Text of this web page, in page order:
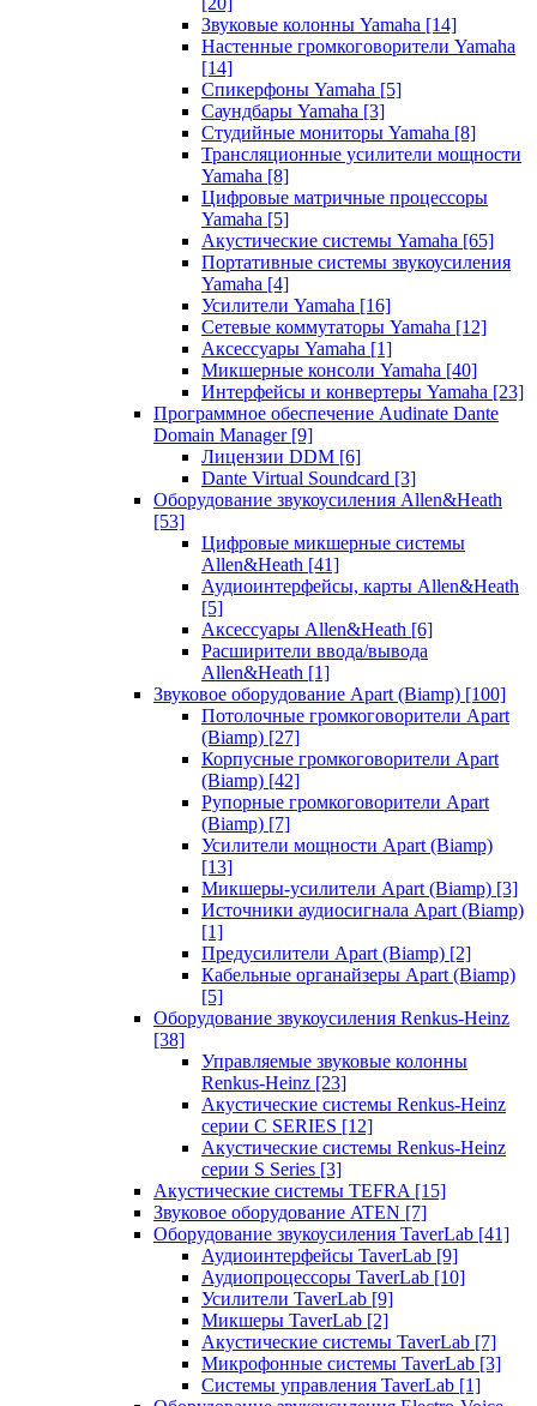
Звуковые колонны Yamaha [14]
Настенные громкоговорители Yamaha
[14]
Спикерфоны Yamaha [5]
Саундбары Yamaha [3]
Студийные мониторы Yamaha [8]
Трансляционные усилители мощности
Yamaha [8]
Цифровые матричные процессоры
Yamaha [5]
Акустические системы Yamaha [65]
Портативные системы звукоусиления
Yamaha [4]
Усилители Yamaha [16]
Сетевые коммутаторы Yamaha [12]
Аксессуары Yamaha [1]
Микшерные консоли Yamaha [40]
Интерфейсы и конвертеры Yamaha [23]
Программное обеспечение Audinate Dante
Domain Manager [9]
Лицензии DDM [6]
Dante Virtual Soundcard [3]
Оборудование звукоусиления Allen&Heath
[53]
Цифровые микшерные системы
Allen&Heath [41]
Аудиоинтерфейсы, карты Allen&Heath
[5]
Аксессуары Allen&Heath [6]
Расширители ввода/вывода
Allen&Heath [1]
Звуковое оборудование Apart (Biamp) [100]
Потолочные громкоговорители Apart
(Biamp) [27]
Корпусные громкоговорители Apart
(Biamp) [42]
Рупорные громкоговорители Apart
(Biamp) [7]
Усилители мощности Apart (Biamp)
[13]
Микшеры-усилители Apart (Biamp) [3]
Источники аудиосигнала Apart (Biamp)
[1]
Предусилители Apart (Biamp) [2]
Кабельные органайзеры Apart (Biamp)
[5]
Оборудование звукоусиления Renkus-Heinz
[38]
Управляемые звуковые колонны
Renkus-Heinz [23]
Акустические системы Renkus-Heinz
серии C SERIES [12]
Акустические системы Renkus-Heinz
серии S Series [3]
Акустические системы TEFRA [15]
Звуковое оборудование ATEN [7]
Оборудование звукоусиления TaverLab [41]
Аудиоинтерфейсы TaverLab [9]
Аудиопроцессоры TaverLab [10]
Усилители TaverLab [9]
Микшеры TaverLab [2]
Акустические системы TaverLab [7]
Микрофонные системы TaverLab [3]
Системы управления TaverLab [1]